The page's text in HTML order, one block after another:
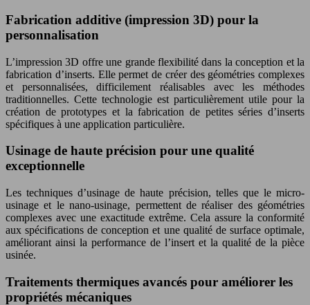
Fabrication additive (impression 3D) pour la
personnalisation
L’impression 3D offre une grande flexibilité dans la conception et la
fabrication d’inserts. Elle permet de créer des géométries complexes
et personnalisées, difficilement réalisables avec les méthodes
traditionnelles. Cette technologie est particulièrement utile pour la
création de prototypes et la fabrication de petites séries d’inserts
spécifiques à une application particulière.
Usinage de haute précision pour une qualité
exceptionnelle
Les techniques d’usinage de haute précision, telles que le micro-
usinage et le nano-usinage, permettent de réaliser des géométries
complexes avec une exactitude extrême. Cela assure la conformité
aux spécifications de conception et une qualité de surface optimale,
améliorant ainsi la performance de l’insert et la qualité de la pièce
usinée.
Traitements thermiques avancés pour améliorer les
propriétés mécaniques